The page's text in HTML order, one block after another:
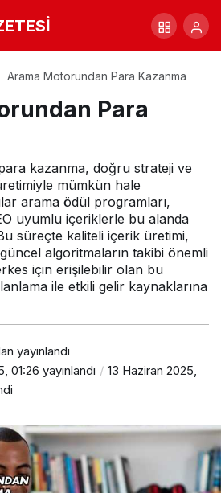
Arama Motorundan Para Kazanma
Para
kazanma, doğru strateji ve
mümkün hale
arama ödül programları,
uyumlu içeriklerle bu alanda
süreçte kaliteli içerik üretimi,
algoritmaların takibi önemli
için erişilebilir olan bu
ile etkili gelir kaynaklarına
yayınlandı
01:26 yayınlandı
13 Haziran 2025,
Para Kazanma